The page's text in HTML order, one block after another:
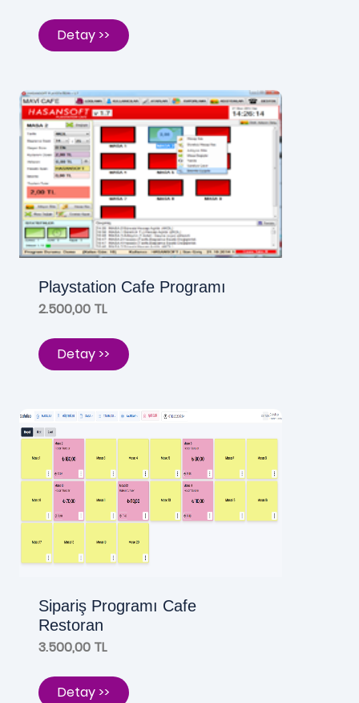
Detay >>
Playstation Cafe Programı
2.500,00 TL
Detay >>
Sipariş Programı Cafe
Restoran
3.500,00 TL
Detay >>